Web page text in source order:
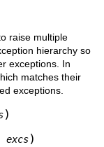
raise multiple
hierarchy so
exceptions. In
matches their
exceptions.
)
excs)